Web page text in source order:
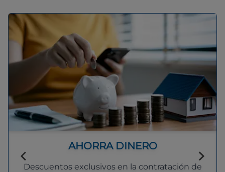
AHORRA DINERO
Descuentos exclusivos en la contratación de